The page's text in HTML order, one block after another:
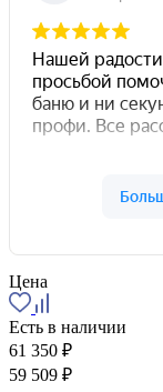
Цена
Есть в наличии
61 350 ₽
59 509 ₽